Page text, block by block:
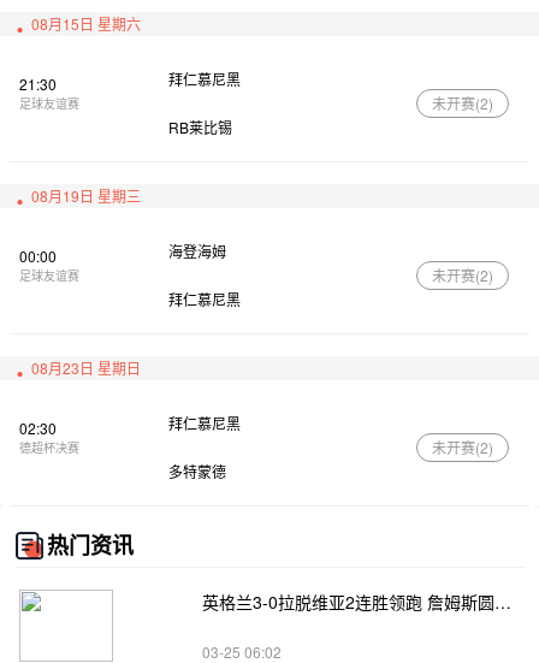
08月15日 星期六
21:30
足球友谊赛
拜仁慕尼黑
RB莱比锡
未开赛(2)
08月19日 星期三
00:00
足球友谊赛
海登海姆
拜仁慕尼黑
未开赛(2)
08月23日 星期日
02:30
德超杯决赛
拜仁慕尼黑
多特蒙德
未开赛(2)
热门资讯
英格兰3-0拉脱维亚2连胜领跑 詹姆斯圆月弯刀凯恩埃泽建功
03-25 06:02